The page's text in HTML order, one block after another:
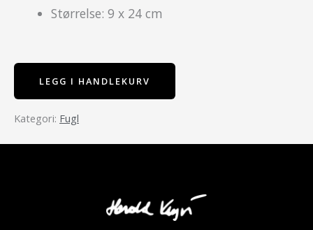
Størrelse: 9 x 24 cm
LEGG I HANDLEKURV
Fugl